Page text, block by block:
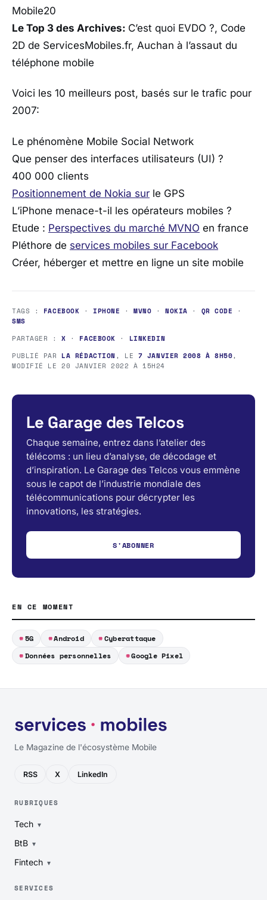
Mobile20
Le Top 3 des Archives: C’est quoi EVDO ?, Code
2D de ServicesMobiles.fr, Auchan à l’assaut du
téléphone mobile
Voici les 10 meilleurs post, basés sur le trafic pour
2007:
Le phénomène Mobile Social Network
Que penser des interfaces utilisateurs (UI) ?
400 000 clients
Positionnement de Nokia sur le GPS
L’iPhone menace-t-il les opérateurs mobiles ?
Etude : Perspectives du marché MVNO en france
Pléthore de services mobiles sur Facebook
Créer, héberger et mettre en ligne un site mobile
TAGS : FACEBOOK ·IPHONE ·MVNO ·NOKIA · QR CODE ·
SMS
PARTAGER :X · FACEBOOK · LINKEDIN
PUBLIÉ PAR LA RÉDACTION , LE 7 JANVIER 2008 À 8H50,
MODIFIÉ LE20 JANVIER 2022 À 15H24
Le Garage des Telcos
Chaque semaine, entrez dans l’atelier des
télécoms : un lieu d’analyse, de décodage et
d’inspiration. Le Garage des Telcos vous emmène
sous le capot de l’industrie mondiale des
télécommunications pour décrypter les
innovations, les stratégies.
S'ABONNER
EN CE MOMENT
5G Android
Cyberattaque
Données personnelles
Google Pixel
Le Magazine de l'écosystème Mobile
RSS X LinkedIn
RUBRIQUES
Tech
BtB
Fintech
SERVICES